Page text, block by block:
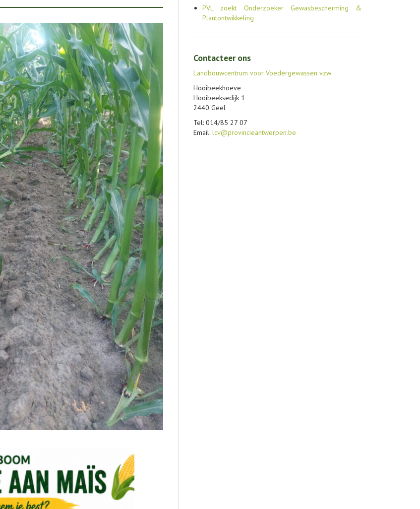
PVL zoekt Onderzoeker Gewasbescherming &
Plantontwikkeling
Contacteer ons
Landbouwcentrum voor Voedergewassen vzw
Hooibeekhoeve
Hooibeeksedijk 1
2440 Geel
Tel: 014/85 27 07
Email: lcv@provincieantwerpen.be